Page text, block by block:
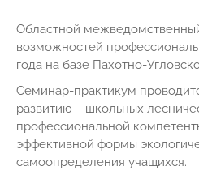
Областной
возможностей
года на базе Пахотно-
Семинар-практикум
развитию школьных
профессиональной
эффективной формы
самоопределения учащихся.